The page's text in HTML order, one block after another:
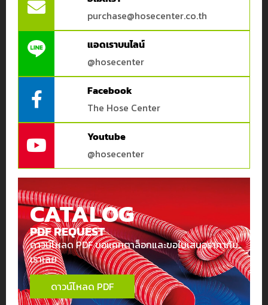
purchase@hosecenter.co.th
แอดเราบนไลน์
@hosecenter
Facebook
The Hose Center
Youtube
@hosecenter
CATALOG
PDF REQUEST
ดาวน์โหลด PDF ขอแคทตาล็อกและขอใบเสนอราคากับ
เราเลย
ดาวน์โหลด PDF